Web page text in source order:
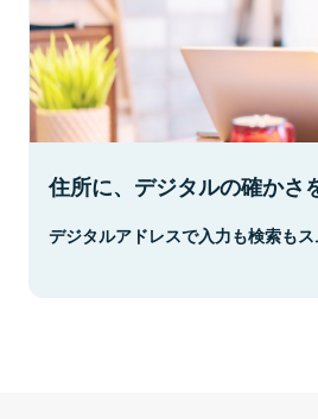
住所に、デジタルの確かさ
デジタルアドレスで入力も検索もス